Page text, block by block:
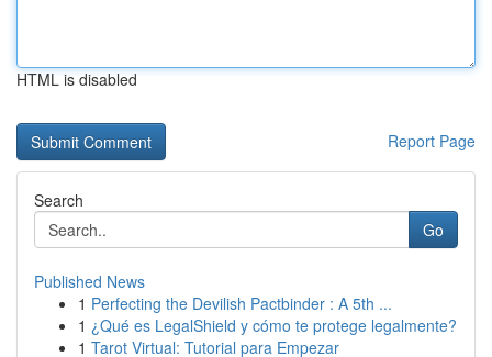
HTML is disabled
Report Page
Search
Go
Published News
1 Perfecting the Devilish Pactbinder : A 5th ...
1 ¿Qué es LegalShield y cómo te protege legalmente?
1 Tarot Virtual: Tutorial para Empezar